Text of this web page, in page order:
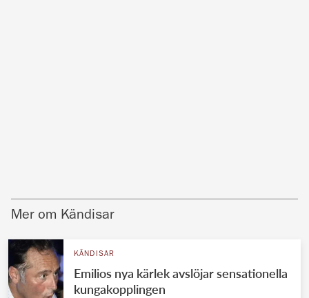
Mer om Kändisar
KÄNDISAR
Emilios nya kärlek avslöjar sensationella
kungakopplingen